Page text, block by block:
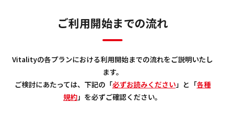
ご利用開始までの流れ
Vitalityの各プランにおける利用開始までの流れをご説明いたし
ます。
ご検討にあたっては、下記の「必ずお読みください」と「各種
規約」を必ずご確認ください。